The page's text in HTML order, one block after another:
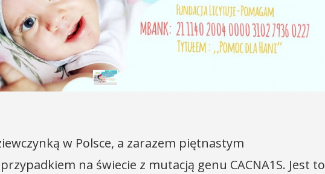
w Polsce, a zarazem piętnastym
na świecie z mutacją genu CACNA1S. Jest to